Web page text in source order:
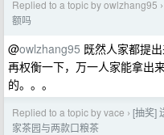
Replied to a topic by owlzhang95 ›
额吗
@owlzhang95 既然人家都提
再权衡一下，万一人家能拿出
的。。。
Replied to a topic by vace › [抽奖]
家茶园与两款口粮茶